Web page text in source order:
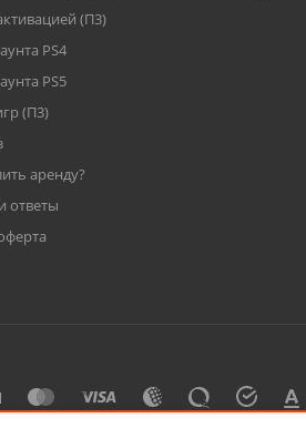
(П3)
PS4
PS5
(П3)
аренду?
ответы